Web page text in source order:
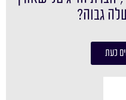
גבוה?
כעת